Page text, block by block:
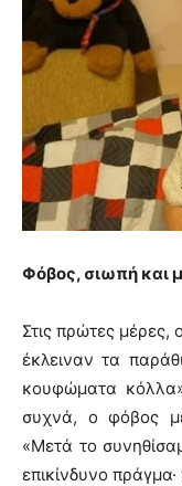
Φόβος, σιωπή και
Στις πρώτες
έκλειναν τα
κουφώματα
συχνά, ο φόβος
«Μετά το
επικίνδυνο